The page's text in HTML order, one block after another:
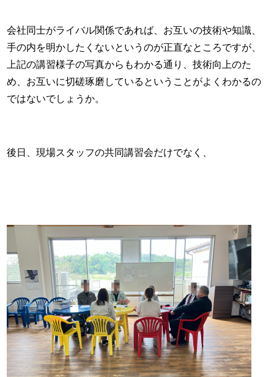
会社同士がライバル関係であれば、お互いの技術や知識、
手の内を明かしたくないというのが正直なところですが、
上記の講習様子の写真からもわかる通り、技術向上のた
め、お互いに切磋琢磨しているということがよくわかるの
ではないでしょうか。
後日、現場スタッフの共同講習会だけでなく、